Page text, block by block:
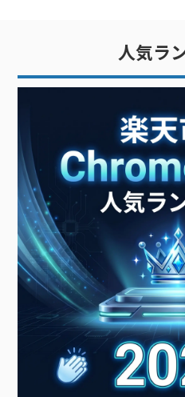
トは「タッチ操作中心の板型デ
バイス」です。文字入力が多い
人気ラ